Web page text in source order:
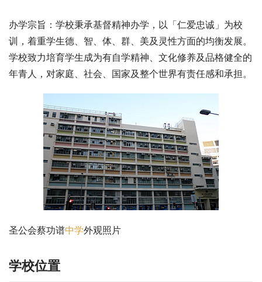
办学宗旨：学校秉承基督精神办学，以「仁爱忠诚」为校
训，着重学生德、智、体、群、美及灵性方面的均衡发展。
学校致力培育学生成为有自学精神、文化修养及品格健全的
年青人，对家庭、社会、国家及整个世界有责任感和承担。
圣公会蔡功谱中学外观照片
学校位置